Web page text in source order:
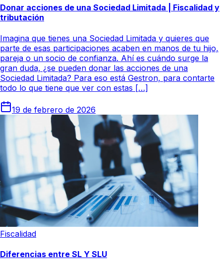
Donar acciones de una Sociedad Limitada | Fiscalidad y
tributación
Imagina que tienes una Sociedad Limitada y quieres que
parte de esas participaciones acaben en manos de tu hijo,
pareja o un socio de confianza. Ahí es cuándo surge la
gran duda, ¿se pueden donar las acciones de una
Sociedad Limitada? Para eso está Gestron, para contarte
todo lo que tiene que ver con estas […]
19 de febrero de 2026
Fiscalidad
Diferencias entre SL Y SLU